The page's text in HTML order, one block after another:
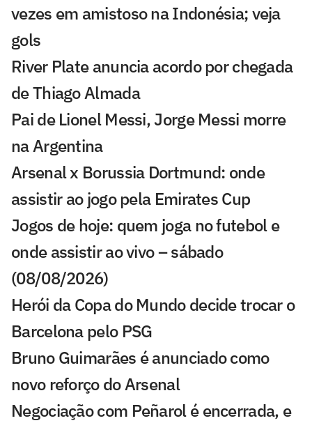
vezes em amistoso na Indonésia; veja
gols
River Plate anuncia acordo por chegada
de Thiago Almada
Pai de Lionel Messi, Jorge Messi morre
na Argentina
Arsenal x Borussia Dortmund: onde
assistir ao jogo pela Emirates Cup
Jogos de hoje: quem joga no futebol e
onde assistir ao vivo – sábado
(08/08/2026)
Herói da Copa do Mundo decide trocar o
Barcelona pelo PSG
Bruno Guimarães é anunciado como
novo reforço do Arsenal
Negociação com Peñarol é encerrada, e